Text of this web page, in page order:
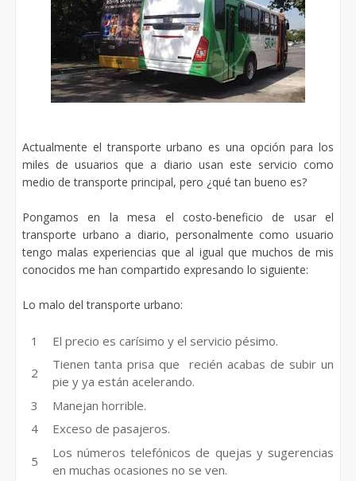
Actualmente el transporte urbano es una opción para los
miles de usuarios que a diario usan este servicio como
medio de transporte principal, pero ¿qué tan bueno es?
Pongamos en la mesa el costo-beneficio de usar el
transporte urbano a diario, personalmente como usuario
tengo malas experiencias que al igual que muchos de mis
conocidos me han compartido expresando lo siguiente:
Lo malo del transporte urbano:
El precio es carísimo y el servicio pésimo.
Tienen tanta prisa que recién acabas de subir un
pie y ya están acelerando.
Manejan horrible.
Exceso de pasajeros.
Los números telefónicos de quejas y sugerencias
en muchas ocasiones no se ven.